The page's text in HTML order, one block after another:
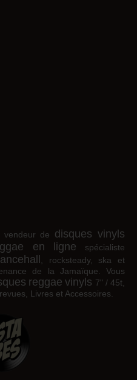
vendeur de disques vinyls
en ligne spécialiste
, rocksteady, ska et
de la Jamaïque. Vous
reggae vinyls 7" / 45t,
Livres et Accessoires.